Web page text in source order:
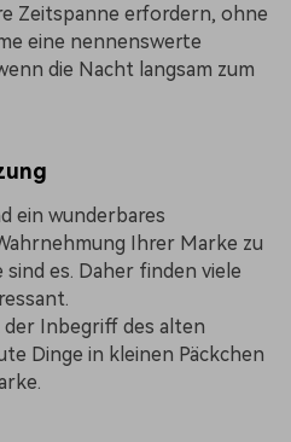
Zeitspanne erfordern, ohne
eine nennenswerte
die Nacht langsam zum
ein wunderbares
Ihrer Marke zu
es. Daher finden viele
Inbegriff des alten
Dinge in kleinen Päckchen